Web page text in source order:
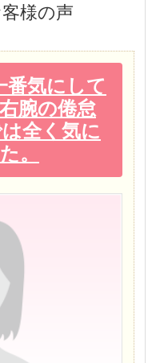
様の声
番気にして
腕の倦怠
全く気に
。